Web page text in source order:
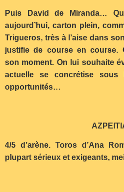
Puis David de Miranda…
aujourd’hui, carton plein,
Trigueros, très à l’aise dans
justifie de course en course.
son moment. On lui souhaite
actuelle se concrétise
opportunités…
4/5 d’arène. Toros d’Ana
plupart sérieux et exigeants,